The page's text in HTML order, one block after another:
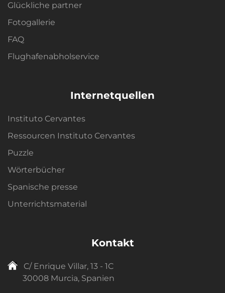
Glückliche partner
Fotogallerie
FAQ
Flughafenabholservice
Internetquellen
Instituto Cervantes
Ressourcen Instituto Cervantes
Puzzle
Wörterbücher
Spanische presse
Unterrichtsmaterial
Kontakt
C/ Enrique Villar, 13 - 1C
30008 Murcia, Spanien